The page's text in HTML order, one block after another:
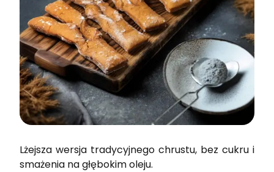
Lżejsza wersja tradycyjnego chrustu, bez cukru i
smażenia na głębokim oleju.